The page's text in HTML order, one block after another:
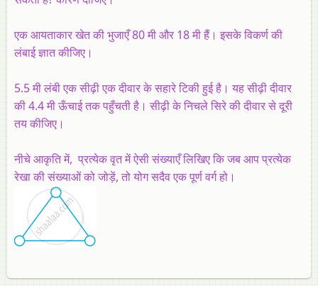
एक आयताकार खेत की भुजाएँ 80 मी और 18 मी हैं। इसके विकर्ण की
लंबाई ज्ञात कीजिए।
5.5 मी लंबी एक सीढ़ी एक दीवार के सहारे टिकी हुई है। यह सीढ़ी दीवार
की 4.4 मी ऊँचाई तक पहुँचती है। सीढ़ी के निचले सिरे की दीवार से दूरी
तय कीजिए।
नीचे आकृति में, प्रत्येक वृत में ऐसी संख्याएँ लिखिए कि जब आप प्रत्येक
रेखा की संख्याओं को जोड़ें, तो योग सदैव एक पूर्ण वर्ग हो।